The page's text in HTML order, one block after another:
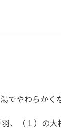
でやわらかく
、（１）の